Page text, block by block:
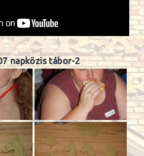
napközis tábor-2